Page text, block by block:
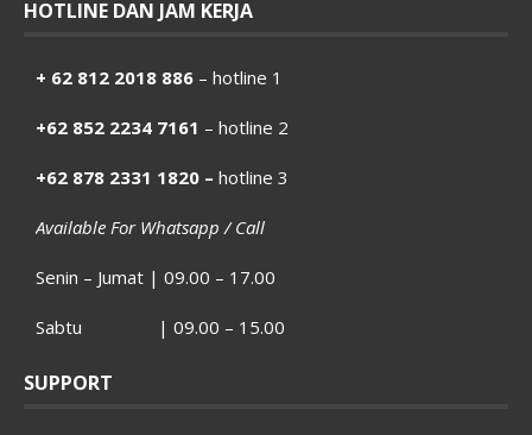
HOTLINE DAN JAM KERJA
+ 62 812 2018 886 – hotline 1
+62 852 2234 7161 – hotline 2
+62 878 2331 1820 – hotline 3
Available For Whatsapp / Call
Senin – Jumat | 09.00 – 17.00
Sabtu | 09.00 – 15.00
SUPPORT